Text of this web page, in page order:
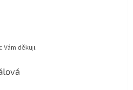
je 5 z 5 hvězdiček.
Vám děkuji.
je 5 z 5 hvězdiček.